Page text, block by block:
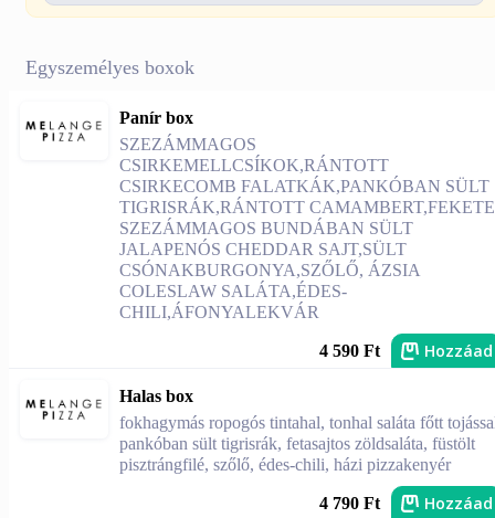
Egyszemélyes boxok
Panír box
SZEZÁMMAGOS
CSIRKEMELLCSÍKOK,RÁNTOTT
CSIRKECOMB FALATKÁK,PANKÓBAN SÜLT
TIGRISRÁK,RÁNTOTT CAMAMBERT,FEKETE
SZEZÁMMAGOS BUNDÁBAN SÜLT
JALAPENÓS CHEDDAR SAJT,SÜLT
CSÓNAKBURGONYA,SZŐLŐ, ÁZSIA
COLESLAW SALÁTA,ÉDES-
CHILI,ÁFONYALEKVÁR
4 590 Ft Hozzáad
Halas box
fokhagymás ropogós tintahal, tonhal saláta főtt
pankóban sült tigrisrák, fetasajtos zöldsaláta, füstölt
pisztrángfilé, szőlő, édes-chili, házi pizzakenyér
4 790 Ft Hozzáad